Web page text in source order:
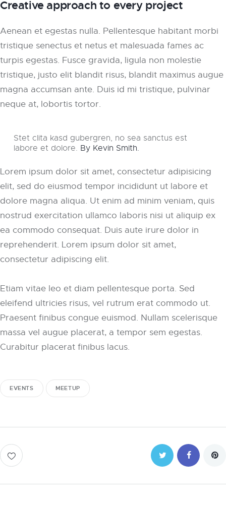
Creative approach to every project
Aenean et egestas nulla. Pellentesque habitant morbi
tristique senectus et netus et malesuada fames ac
turpis egestas. Fusce gravida, ligula non molestie
tristique, justo elit blandit risus, blandit maximus augue
magna accumsan ante. Duis id mi tristique, pulvinar
neque at, lobortis tortor.
Stet clita kasd gubergren, no sea sanctus est
labore et dolore. By Kevin Smith.
Lorem ipsum dolor sit amet, consectetur adipisicing
elit, sed do eiusmod tempor incididunt ut labore et
dolore magna aliqua. Ut enim ad minim veniam, quis
nostrud exercitation ullamco laboris nisi ut aliquip ex
ea commodo consequat. Duis aute irure dolor in
reprehenderit. Lorem ipsum dolor sit amet,
consectetur adipiscing elit.
Etiam vitae leo et diam pellentesque porta. Sed
eleifend ultricies risus, vel rutrum erat commodo ut.
Praesent finibus congue euismod. Nullam scelerisque
massa vel augue placerat, a tempor sem egestas.
Curabitur placerat finibus lacus.
EVENTS MEETUP